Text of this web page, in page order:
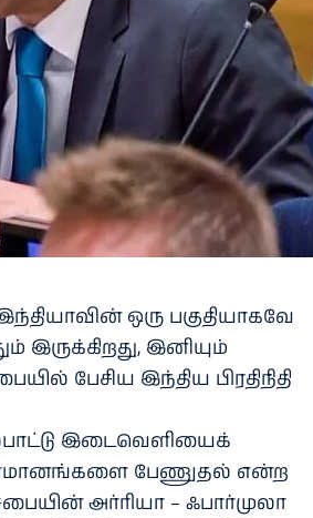
ஒரு பகுதியாகவே
இருக்கிறது, இனியும்
பேசிய இந்திய பிரதிநிதி
இடைவெளியைக்
பேணுதல் என்ற
அர்ரியா – ஃபார்முலா